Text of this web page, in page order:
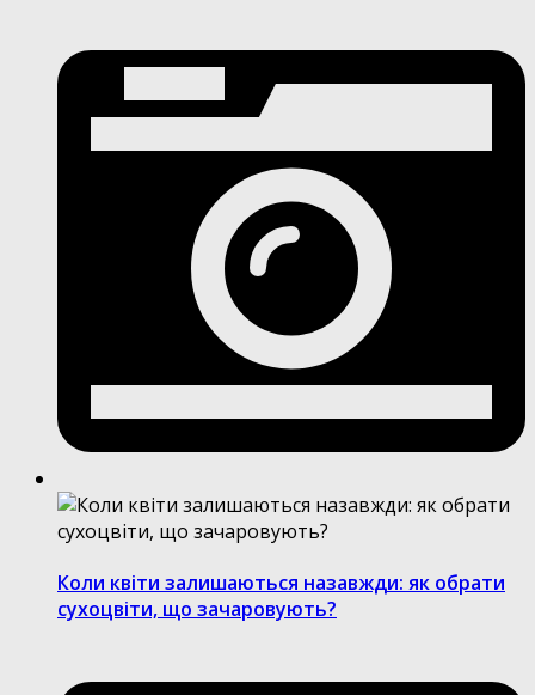
Коли квіти залишаються назавжди: як обрати
сухоцвіти, що зачаровують?